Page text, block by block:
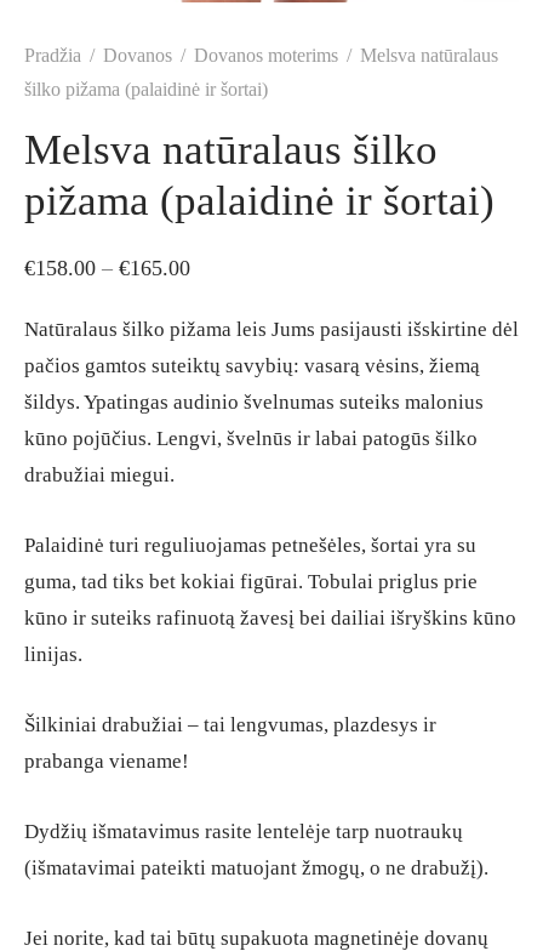
Pradžia / Dovanos / Dovanos moterims / Melsva natūralaus
šilko pižama (palaidinė ir šortai)
Melsva natūralaus šilko
pižama (palaidinė ir šortai)
€158.00 – €165.00Price
€158.00
through
Natūralaus šilko pižama leis Jums pasijausti išskirtine dėl
pačios gamtos suteiktų savybių: vasarą vėsins, žiemą
šildys. Ypatingas audinio švelnumas suteiks malonius
kūno pojūčius. Lengvi, švelnūs ir labai patogūs šilko
drabužiai miegui.
Palaidinė turi reguliuojamas petnešėles, šortai yra su
guma, tad tiks bet kokiai figūrai. Tobulai priglus prie
kūno ir suteiks rafinuotą žavesį bei dailiai išryškins kūno
linijas.
Šilkiniai drabužiai – tai lengvumas, plazdesys ir
prabanga viename!
Dydžių išmatavimus rasite lentelėje tarp nuotraukų
(išmatavimai pateikti matuojant žmogų, o ne drabužį).
Jei norite, kad tai būtų supakuota magnetinėje dovanų